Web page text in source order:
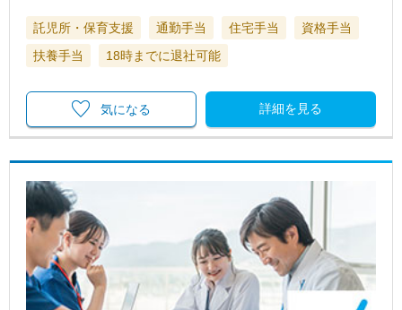
託児所・保育支援 通勤手当 住宅手当
資格手当
扶養手当
18時までに退社可能
詳細を見る
気になる